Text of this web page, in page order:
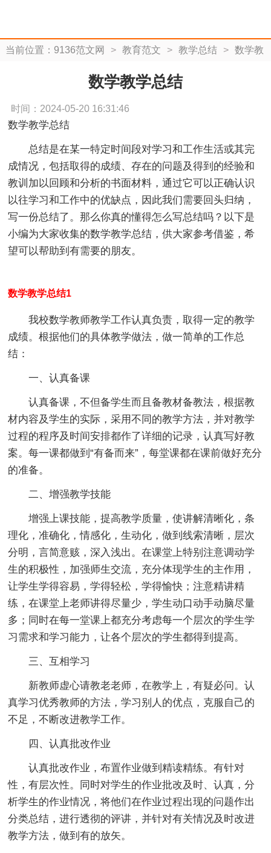
当前位置： 9136范文网 > 教育范文 > 教学总结 > 数学教
数学教学总结
时间：2024-05-20 16:31:46
数学教学总结
总结是在某一特定时间段对学习和工作生活或其完
成情况，包括取得的成绩、存在的问题及得到的经验和
教训加以回顾和分析的书面材料，通过它可以正确认识
以往学习和工作中的优缺点，因此我们需要回头归纳，
写一份总结了。那么你真的懂得怎么写总结吗？以下是
小编为大家收集的数学教学总结，供大家参考借鉴，希
望可以帮助到有需要的朋友。
数学教学总结1
我校数学教师教学工作认真负责，取得一定的教学
成绩。根据他们的具体教学做法，做一简单的工作总
结：
一、认真备课
认真备课，不但备学生而且备教材备教法，根据教
材内容及学生的实际，采用不同的教学方法，并对教学
过程的程序及时间安排都作了详细的记录，认真写好教
案。每一课都做到“有备而来”，每堂课都在课前做好充分
的准备。
二、增强教学技能
增强上课技能，提高教学质量，使讲解清晰化，条
理化，准确化，情感化，生动化，做到线索清晰，层次
分明，言简意赅，深入浅出。在课堂上特别注意调动学
生的积极性，加强师生交流，充分体现学生的主作用，
让学生学得容易，学得轻松，学得愉快；注意精讲精
练，在课堂上老师讲得尽量少，学生动口动手动脑尽量
多；同时在每一堂课上都充分考虑每一个层次的学生学
习需求和学习能力，让各个层次的学生都得到提高。
三、互相学习
新教师虚心请教老老师，在教学上，有疑必问。认
真学习优秀教师的方法，学习别人的优点，克服自己的
不足，不断改进教学工作。
四、认真批改作业
认真批改作业，布置作业做到精读精练。有针对
性，有层次性。同时对学生的作业批改及时、认真，分
析学生的作业情况，将他们在作业过程出现的问题作出
分类总结，进行透彻的评讲，并针对有关情况及时改进
教学方法，做到有的放矢。